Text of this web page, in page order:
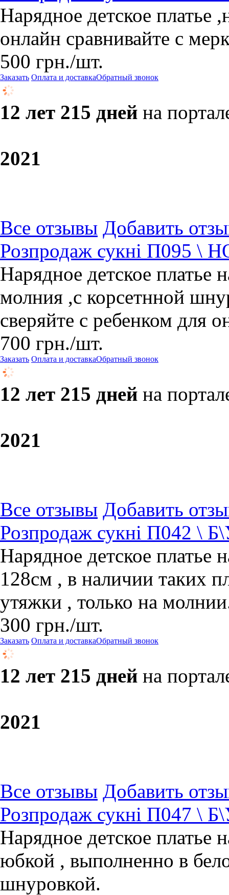
Нарядное детское платье
онлайн сравнивайте с
500 грн./шт.
Заказать Оплата и доставкаОбратный звонок
12 лет 215 дней на
2021
Все отзывы Добавить
Розпродаж сукні П095 \
Нарядное детское платье
молния ,с корсетнной
сверяйте с ребенком для
700 грн./шт.
Заказать Оплата и доставкаОбратный звонок
12 лет 215 дней на
2021
Все отзывы Добавить
Розпродаж сукні П042 \
Нарядное детское платье
128см , в наличии таких
утяжки , только на
300 грн./шт.
Заказать Оплата и доставкаОбратный звонок
12 лет 215 дней на
2021
Все отзывы Добавить
Розпродаж сукні П047 \
Нарядное детское платье
юбкой , выполненно в
шнуровкой.